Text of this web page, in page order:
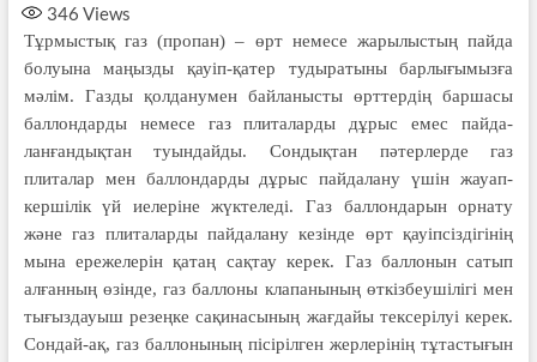
346 Views
Тұрмыстық газ (пропан) – өрт немесе жарылыстың пайда
болуына маңызды қауіп-қатер тудыратыны барлығымызға
мәлім. Газды қолданумен байланысты өрт­тердің баршасы
баллондарды немесе газ плиталарды дұрыс емес пай­­да­
ланғандықтан туындайды. Сон­дықтан пәтерлерде газ
плиталар мен баллон­дарды дұрыс пайдалану үшін жауап­
кершілік үй иелеріне жүктеледі. Газ баллондарын орнату
және газ плита­­ларды пайдалану кезінде өрт қауіп­­сіздігінің
мына ережелерін қатаң сақтау керек. Газ баллонын сатып
алғанның өзінде, газ баллоны кла­панының өткіз­беу­шілігі мен
тығыз­дауыш резеңке сақинасының жағдайы тек­серілуі керек.
Сондай-ақ, газ баллоны­ның пісірілген жерлерінің тұтастығын